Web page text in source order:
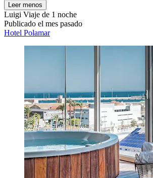
Leer menos
Luigi Viaje de 1 noche
Publicado el mes pasado
Hotel Polamar